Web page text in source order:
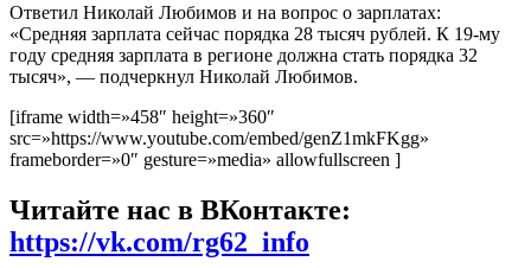
Ответил Николай Любимов и на вопрос о зарплатах:
«Средняя зарплата сейчас порядка 28 тысяч рублей. К 19-му
году средняя зарплата в регионе должна стать порядка 32
тысяч», — подчеркнул Николай Любимов.
[iframe width=»458″ height=»360″
src=»https://www.youtube.com/embed/genZ1mkFKgg»
frameborder=»0″ gesture=»media» allowfullscreen ]
Читайте нас в ВКонтакте:
https://vk.com/rg62_info